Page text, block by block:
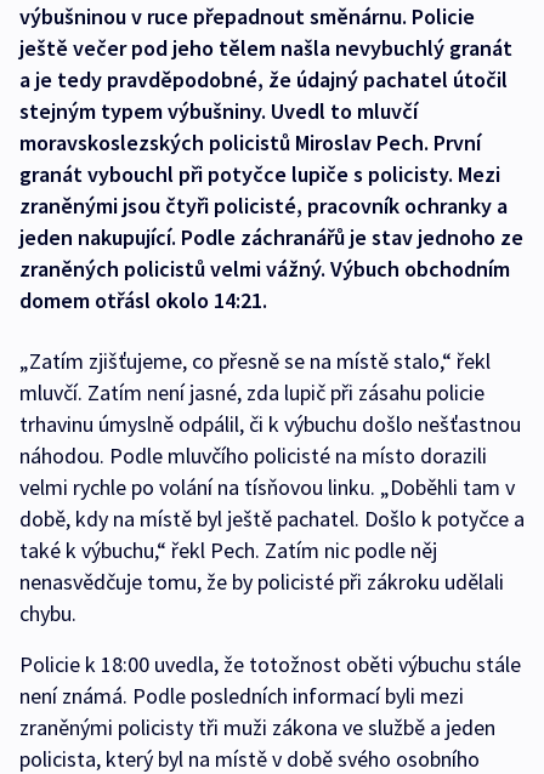
výbušninou v ruce přepadnout směnárnu. Policie
ještě večer pod jeho tělem našla nevybuchlý granát
a je tedy pravděpodobné, že údajný pachatel útočil
stejným typem výbušniny. Uvedl to mluvčí
moravskoslezských policistů Miroslav Pech. První
granát vybouchl při potyčce lupiče s policisty. Mezi
zraněnými jsou čtyři policisté, pracovník ochranky a
jeden nakupující. Podle záchranářů je stav jednoho ze
zraněných policistů velmi vážný. Výbuch obchodním
domem otřásl okolo 14:21.
„Zatím zjišťujeme, co přesně se na místě stalo,“ řekl
mluvčí. Zatím není jasné, zda lupič při zásahu policie
trhavinu úmyslně odpálil, či k výbuchu došlo nešťastnou
náhodou. Podle mluvčího policisté na místo dorazili
velmi rychle po volání na tísňovou linku. „Doběhli tam v
době, kdy na místě byl ještě pachatel. Došlo k potyčce a
také k výbuchu,“ řekl Pech. Zatím nic podle něj
nenasvědčuje tomu, že by policisté při zákroku udělali
chybu.
Policie k 18:00 uvedla, že totožnost oběti výbuchu stále
není známá. Podle posledních informací byli mezi
zraněnými policisty tři muži zákona ve službě a jeden
policista, který byl na místě v době svého osobního